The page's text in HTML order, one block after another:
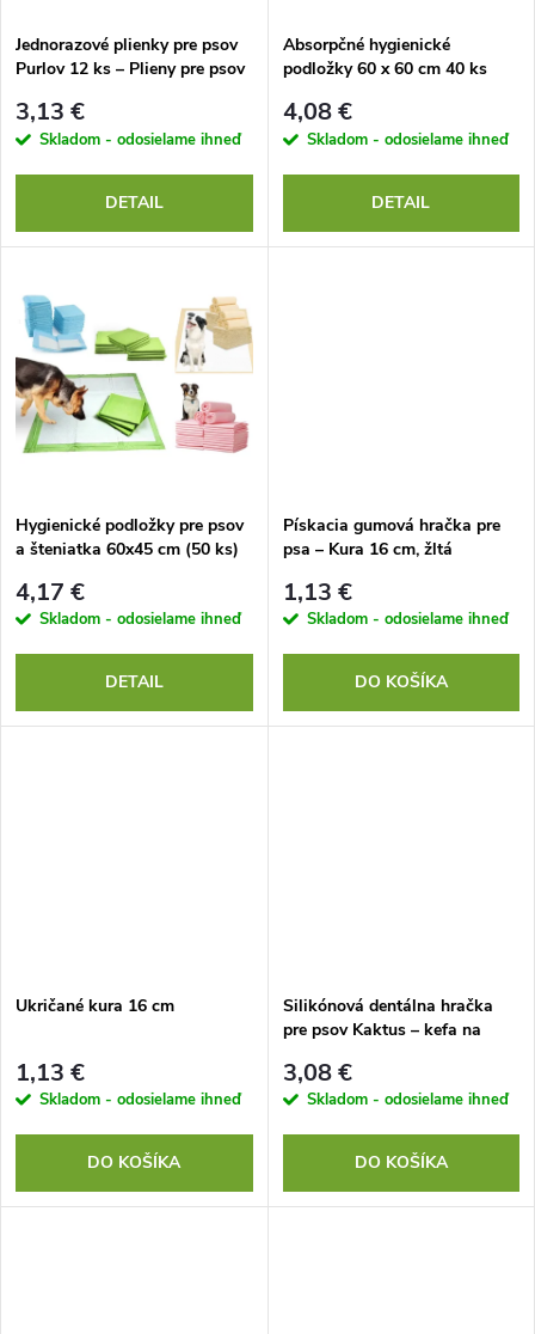
e
p
r
o
d
u
k
o
v
s
p
r
u
k
t
o
v
Jednorazové plienky pre psov
Purlov 12 ks – Plieny pre psov
ML)
3,13 €
Skladom - odosielame ihneď
DETAIL
Absorpčné hygienické
podložky 60 x 60 cm 40 ks
4,08 €
Skladom - odosielame ihneď
DETAIL
Hygienické podložky pre psov
a šteniatka 60x45 cm (50 ks)
4,17 €
Skladom - odosielame ihneď
DETAIL
Pískacia gumová hračka pre
psa – Kura 16 cm, žltá
1,13 €
Skladom - odosielame ihneď
DO KOŠÍKA
Ukričané kura 16 cm
1,13 €
Skladom - odosielame ihneď
DO KOŠÍKA
Silikónová dentálna hračka
pre psov Kaktus – kefa na
3,08 €
Skladom - odosielame ihneď
DO KOŠÍKA